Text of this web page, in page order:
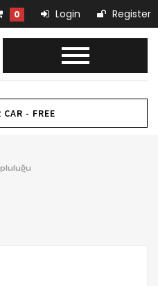
0 Login Register
- FREE